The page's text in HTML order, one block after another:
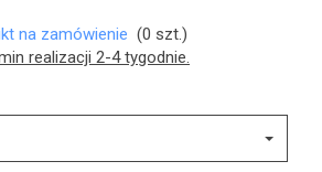
na zamówienie (0 szt.)
realizacji 2-4 tygodnie.